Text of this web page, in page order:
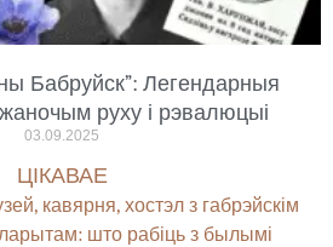
Бабруйск”: Легендарныя
руху і рэвалюцыі
03.09.2025
ЦІКАВАЕ
кавярня, хостэл з габрэйскім
што рабіць з былымі